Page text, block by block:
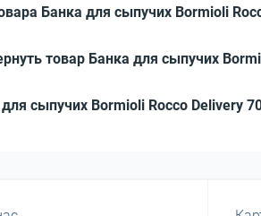
Банка для сыпучих Bormioli
товар Банка для сыпучих
для сыпучих Bormioli Rocco Delivery